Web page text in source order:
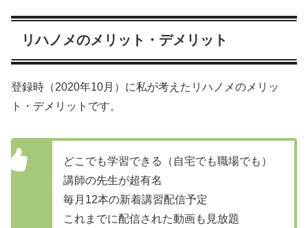
リハノメのメリット・デメリット
登録時（2020年10月）に私が考えたリハノメのメリッ
ト・デメリットです。
どこでも学習できる（自宅でも職場でも）
講師の先生が超有名
毎月12本の新着講習配信予定
これまでに配信された動画も見放題